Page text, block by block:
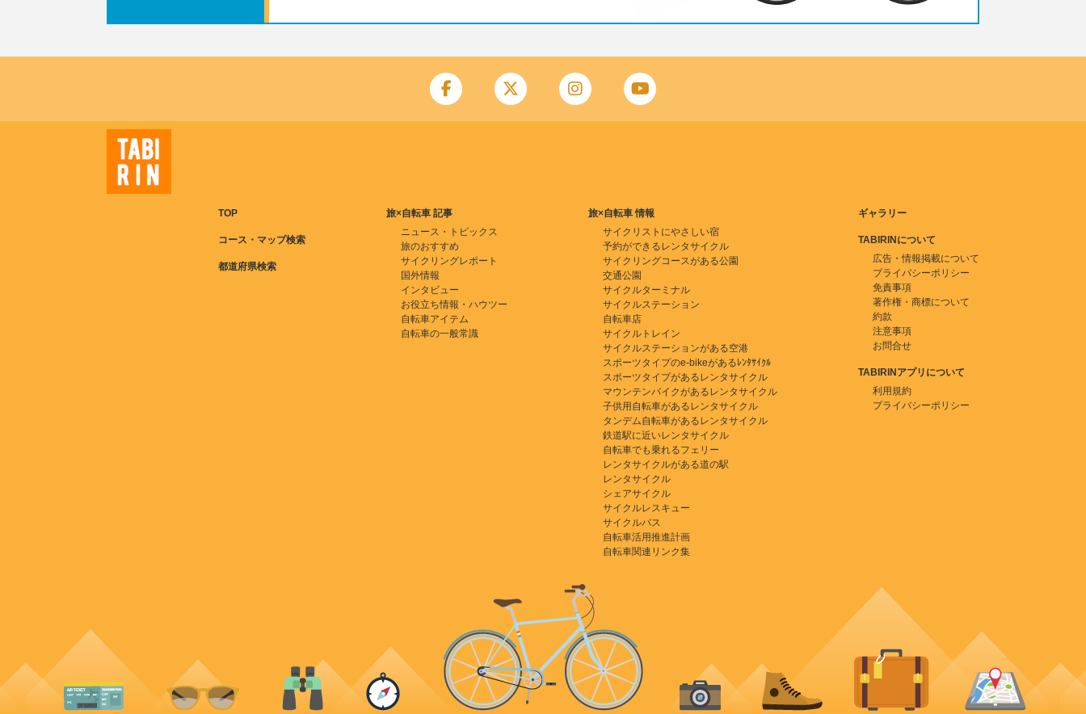
TOP
コース・マップ検索
都道府県検索
旅×自転車 記事
ニュース・トピックス
旅のおすすめ
サイクリングレポート
国外情報
インタビュー
お役立ち情報・ハウツー
自転車アイテム
自転車の一般常識
旅×自転車 情報
サイクリストにやさしい宿
予約ができるレンタサイクル
サイクリングコースがある公園
交通公園
サイクルターミナル
サイクルステーション
自転車店
サイクルトレイン
サイクルステーションがある空港
スポーツタイプのe-bikeがあるﾚﾝﾀｻｲｸﾙ
スポーツタイプがあるレンタサイクル
マウンテンバイクがあるレンタサイクル
子供用自転車があるレンタサイクル
タンデム自転車があるレンタサイクル
鉄道駅に近いレンタサイクル
自転車でも乗れるフェリー
レンタサイクルがある道の駅
レンタサイクル
シェアサイクル
サイクルレスキュー
サイクルバス
自転車活用推進計画
自転車関連リンク集
ギャラリー
TABIRINについて
広告・情報掲載について
プライバシーポリシー
免責事項
著作権・商標について
約款
注意事項
お問合せ
TABIRINアプリについて
利用規約
プライバシーポリシー